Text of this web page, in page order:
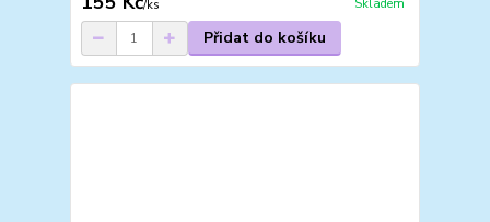
/ks Skladem
Přidat do košíku